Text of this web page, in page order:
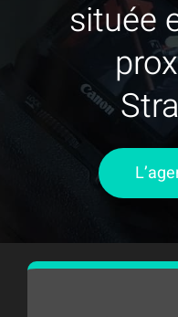
située